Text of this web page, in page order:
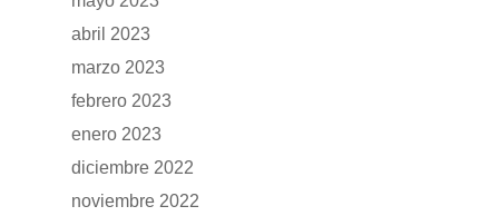
abril 2023
marzo 2023
febrero 2023
enero 2023
diciembre 2022
noviembre 2022